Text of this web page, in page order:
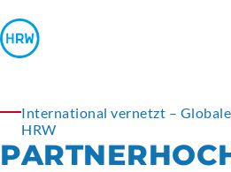
International vernetzt –
HRW